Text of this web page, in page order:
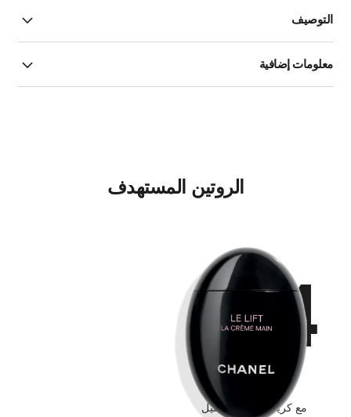
التوصيف
معلومات إضافية
الروتين المستهدف
04
عناية
مع كريمات النهار والليل